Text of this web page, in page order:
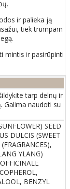
ir palieka ją
tiek trumpam
mintis ir pasirūpinti
tarp delnų ir
Galima naudoti su
SEED
DULCIS (SWEET
YLANG)
BENZYL